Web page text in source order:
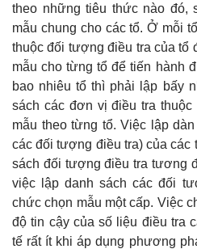
theo những tiêu thức nào đó,
mẫu chung cho các tổ. Ở mỗi
thuộc đối tượng điều tra của tổ
mẫu cho từng tổ để tiến hành
bao nhiêu tổ thì phải lập bấy
sách các đơn vị điều tra
mẫu theo từng tổ. Việc lập
các đối tượng điều tra) của các
sách đối tượng điều tra tương
việc lập danh sách các đối
chức chọn mẫu một cấp. Việc
độ tin cậy của số liệu điều tra
tế rất ít khi áp dụng phương